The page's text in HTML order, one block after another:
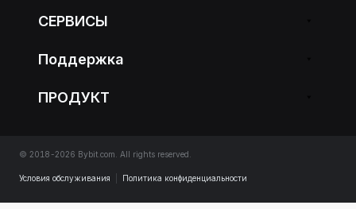
СЕРВИСЫ
Поддержка
ПРОДУКТ
© 2018-2026 Bybit.com. All rights reserved.
Условия обслуживания Политика конфиденциальности